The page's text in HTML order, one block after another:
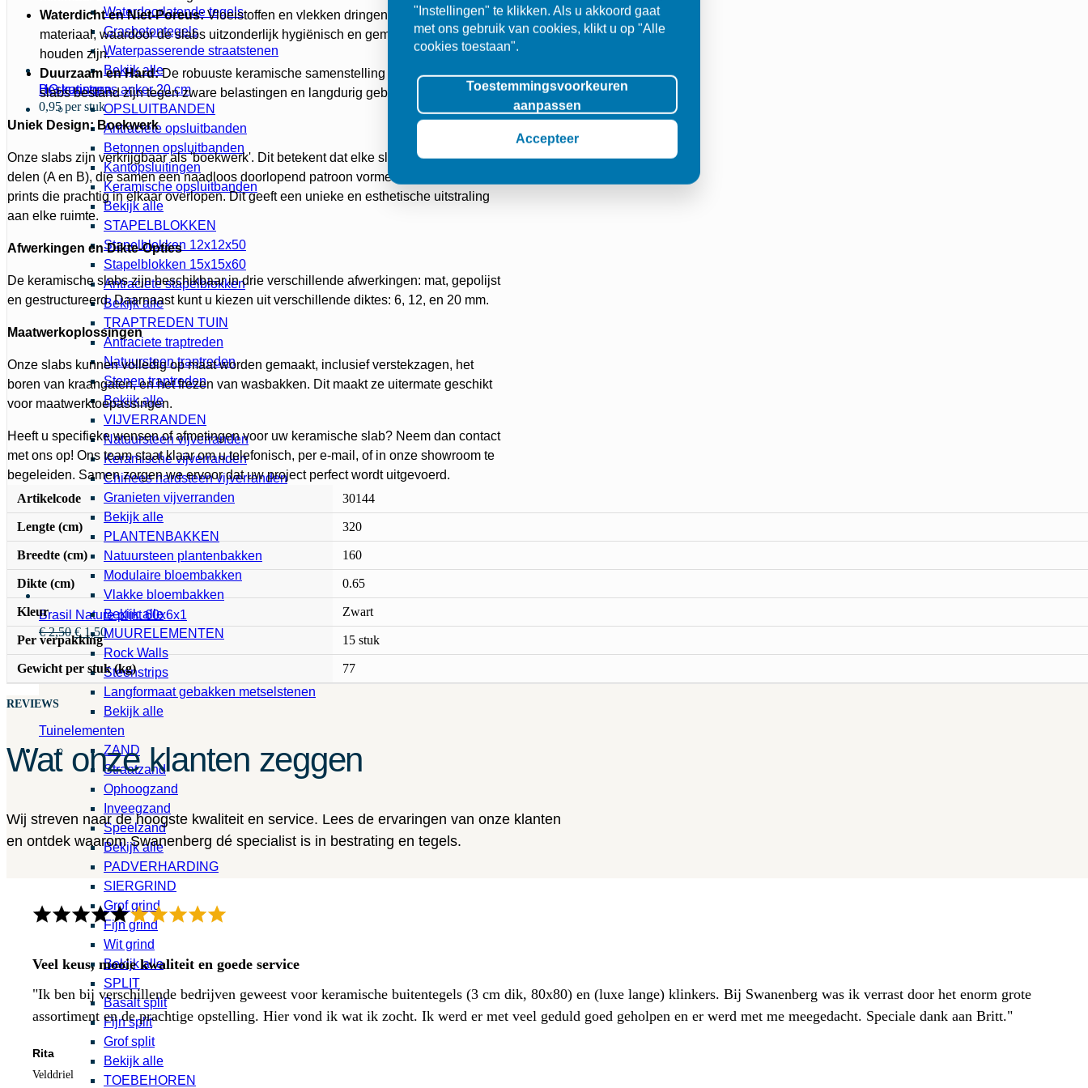
HG kunstgras anker 20 cm
0,95 per stuk
Brasil Nature plint 60x6x1
€2,50Oorspronkelijke
prijs
was:
€ 2,50.
€ 1,50Huidige
prijs
is:
€ 1,50.
Waterdoorlatende tegels
Grasbetontegels
Waterpasserende straatstenen
Bekijk alle
Bestratingen
OPSLUITBANDEN
Antraciete opsluitbanden
Betonnen opsluitbanden
Kantopsluitingen
Keramische opsluitbanden
Bekijk alle
STAPELBLOKKEN
Stapelblokken 12x12x50
Stapelblokken 15x15x60
Antraciete stapelblokken
Bekijk alle
TRAPTREDEN TUIN
Antraciete traptreden
Natuursteen traptreden
Stenen traptreden
Bekijk alle
VIJVERRANDEN
Natuursteen vijverranden
Keramische vijverranden
Chinees hardsteen vijverranden
Granieten vijverranden
Bekijk alle
PLANTENBAKKEN
Natuursteen plantenbakken
Modulaire bloembakken
Vlakke bloembakken
Bekijk alle
MUURELEMENTEN
Rock Walls
Steenstrips
Langformaat gebakken metselstenen
Bekijk alle
Tuinelementen
ZAND
Straatzand
Ophoogzand
Inveegzand
Speelzand
Bekijk alle
PADVERHARDING
SIERGRIND
Grof grind
Fijn grind
Wit grind
Bekijk alle
SPLIT
Basalt split
Fijn split
Grof split
Bekijk alle
TOEBEHOREN
Waterdicht en Niet-Poreus:Vloeistoffen en vlekken dringen niet door in het
materiaal, waardoor de slabs uitzonderlijk hygiënisch en gemakkelijk schoon te
houden zijn.
Duurzaam en Hard:De robuuste keramische samenstelling zorgt ervoor dat de
slabs bestand zijn tegen zware belastingen en langdurig gebruik.
Uniek Design: Boekwerk
Onze slabs zijn verkrijgbaar als 'boekwerk'. Dit betekent dat elke slab bestaat uit twee
delen (A en B), die samen een naadloos doorlopend patroon vormen, met aders en
prints die prachtig in elkaar overlopen. Dit geeft een unieke en esthetische uitstraling
aan elke ruimte.
Afwerkingen en Dikte-Opties
De keramische slabs zijn beschikbaar in drie verschillende afwerkingen: mat, gepolijst
en gestructureerd. Daarnaast kunt u kiezen uit verschillende diktes: 6, 12, en 20 mm.
Maatwerkoplossingen
Onze slabs kunnen volledig op maat worden gemaakt, inclusief verstekzagen, het
boren van kraangaten, en het frezen van wasbakken. Dit maakt ze uitermate geschikt
voor maatwerktoepassingen.
Heeft u specifieke wensen of afmetingen voor uw keramische slab? Neem dan contact
met ons op! Ons team staat klaar om u telefonisch, per e-mail, of in onze showroom te
begeleiden. Samen zorgen we ervoor dat uw project perfect wordt uitgevoerd.
Artikelcode
30144
Lengte (cm) 320
Breedte (cm) 160
Dikte (cm) 0.65
Kleur Zwart
Per verpakking 15 stuk
Gewicht per stuk (kg) 77
REVIEWS
Wat onze klanten zeggen
Wij streven naar de hoogste kwaliteit en service. Lees de ervaringen van onze klanten
en ontdek waarom Swanenberg dé specialist is in bestrating en tegels.
Veel keus, mooie kwaliteit en goede service
"Ik ben bij verschillende bedrijven geweest voor keramische buitentegels (3 cm dik, 80x80) en (luxe lange) klinkers. Bij Swanenberg was ik verrast door het enorm grote
assortiment en de prachtige opstelling. Hier vond ik wat ik zocht. Ik werd er met veel geduld goed geholpen en er werd met me meegedacht. Speciale dank aan Britt."
Rita
Velddriel
"Instellingen" te klikken. Als u akkoord gaat
met ons gebruik van cookies, klikt u op "Alle
cookies toestaan".
Toestemmingsvoorkeuren
aanpassen
Accepteer